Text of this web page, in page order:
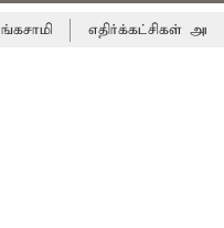
எதிர்க்கட்சிகள் அமளி: